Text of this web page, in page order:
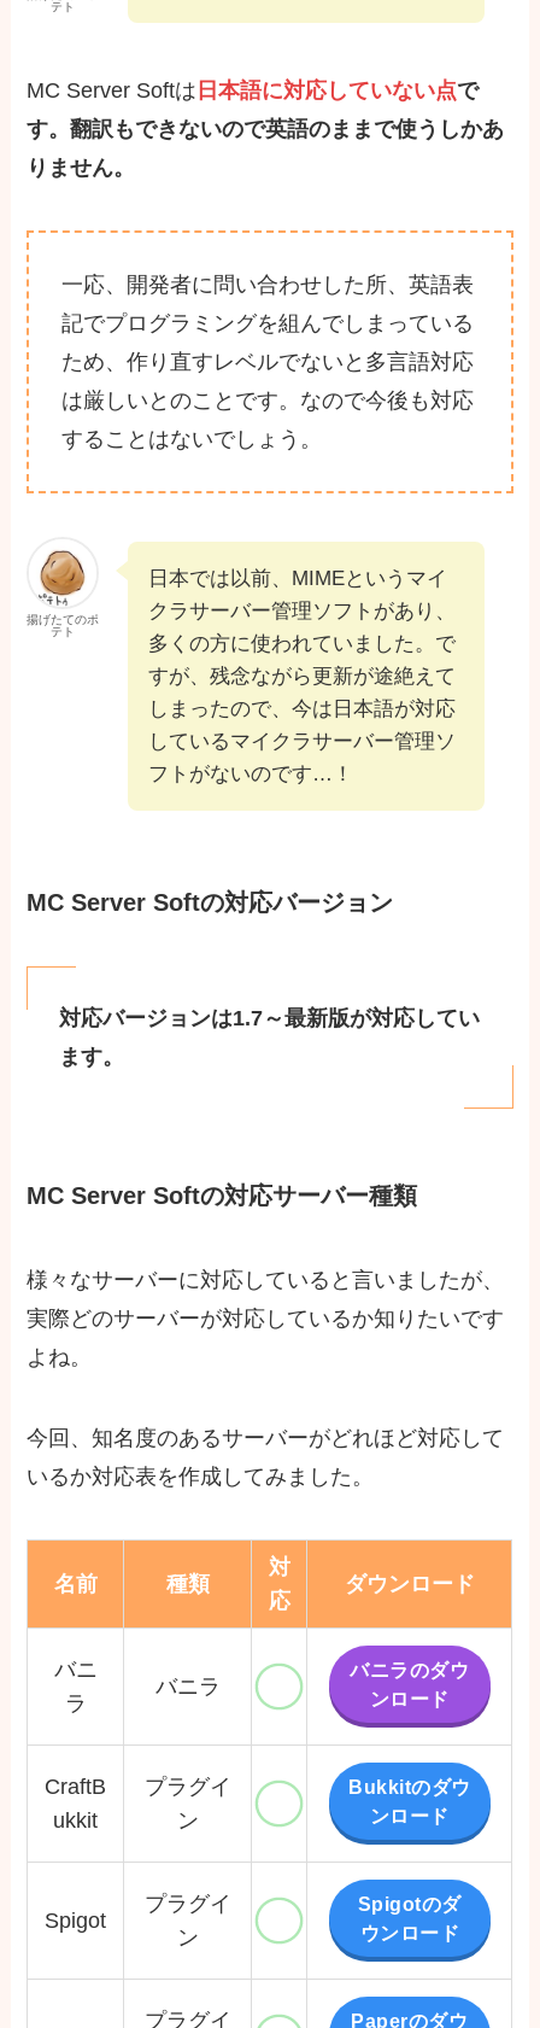
テト
MC Server Softは 日本語に対応していない点で
す。翻訳もできないので英語のままで使うしかあ
りません。
一応、開発者に問い合わせした所、英語表
記でプログラミングを組んでしまっている
ため、作り直すレベルでないと多言語対応
は厳しいとのことです。なので今後も対応
することはないでしょう。
揚げたてのポ
テト
日本では以前、MIMEというマイ
クラサーバー管理ソフトがあり、
多くの方に使われていました。で
すが、残念ながら更新が途絶えて
しまったので、今は日本語が対応
しているマイクラサーバー管理ソ
フトがないのです…！
MC Server Softの対応バージョン
対応バージョンは1.7～最新版が対応してい
ます。
MC Server Softの対応サーバー種類
様々なサーバーに対応していると言いましたが、
実際どのサーバーが対応しているか知りたいです
よね。
今回、知名度のあるサーバーがどれほど対応して
いるか対応表を作成してみました。
名前 種類
対
応
ダウンロード
バニ
ラ
バニラ
バニラのダウ
ンロード
CraftB
ukkit
プラグイ
ン
Bukkitのダウ
ンロード
Spigot
プラグイ
ン
Spigotのダ
ウンロード
プラグイ
Paperのダウ